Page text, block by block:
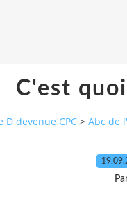
C'est
D devenue CPC > Abc de